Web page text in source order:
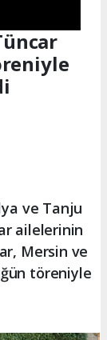
ve Tanju
ailelerinin
Mersin ve
töreniyle